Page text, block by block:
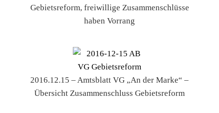
Gebietsreform, freiwillige Zusammenschlüsse
haben Vorrang
2016.12.15 – Amtsblatt VG „An der Marke“ –
Übersicht Zusammenschluss Gebietsreform